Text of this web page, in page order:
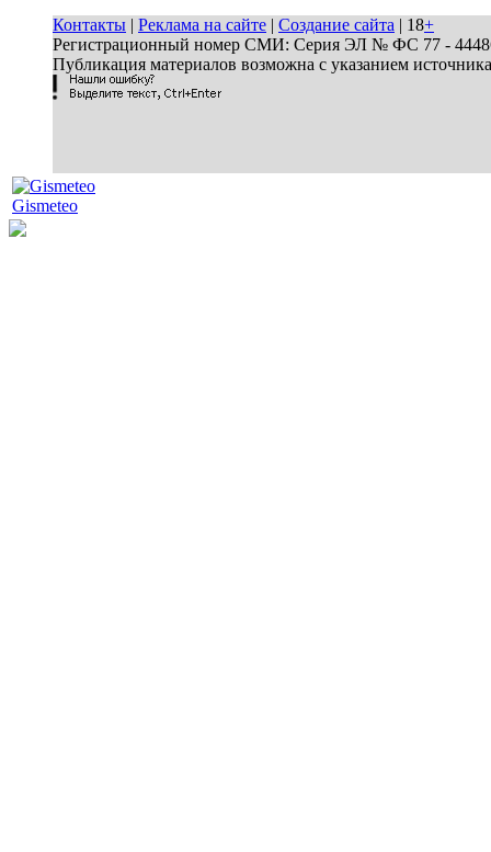
Контакты | Реклама на сайте | Создание сайта | 18+
Регистрационный номер СМИ: Серия ЭЛ № ФС 77 - 44486
Публикация материалов возможна с указанием
Gismeteo